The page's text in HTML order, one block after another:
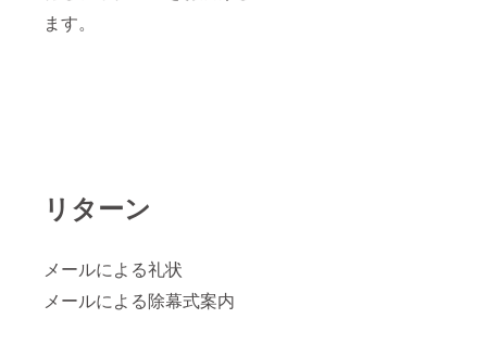
ます。
リターン
メールによる礼状
メールによる除幕式案内